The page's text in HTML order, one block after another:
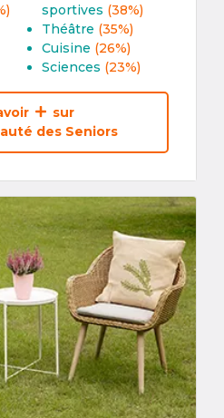
sportives (38%)
Théâtre (35%)
Cuisine (26%)
Sciences (23%)
sur
des Seniors